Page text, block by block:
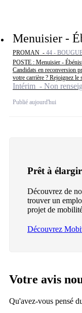
Menuisier -
PROMAN - 44 -
POSTE : Menuisier -
Candidats en reconversion
votre carrière ? Rejoignez le
Intérim - Non
Publié aujourd'hui
Prêt à
Découvrez de
trouver un
projet de
Découvrez
Votre avis
Qu'avez-vous pensé